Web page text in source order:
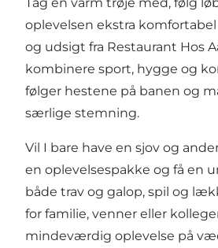
Tag en varm trøje med, følg
oplevelsen ekstra
og udsigt fra Restaurant Hos
kombinere sport, hygge og
følger hestene på banen og
særlige stemning.
Vil I bare have en sjov og
en oplevelsespakke og få en
både trav og galop, spil og
for familie, venner eller
mindeværdig oplevelse på